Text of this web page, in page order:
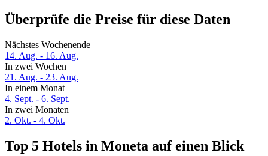
Überprüfe die Preise für diese Daten
Nächstes Wochenende
14. Aug. - 16. Aug.
In zwei Wochen
21. Aug. - 23. Aug.
In einem Monat
4. Sept. - 6. Sept.
In zwei Monaten
2. Okt. - 4. Okt.
Top 5 Hotels in Moneta auf einen Blick